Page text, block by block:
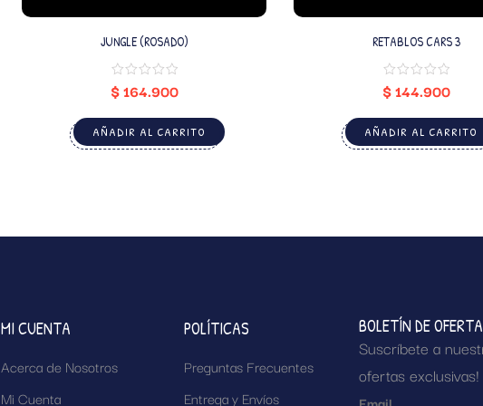
JUNGLE (ROSADO)
$164.900
AÑADIR AL CARRITO
RETABLOS CARS 3
$144.900
AÑADIR AL CARRITO
MI CUENTA
Acerca de Nosotros
Mi Cuenta
POLÍTICAS
Preguntas Frecuentes
Entrega y Envíos
BOLETÍN DE
Suscríbete a
ofertas exclusivas!